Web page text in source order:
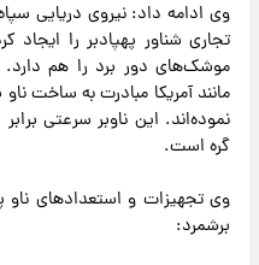
وی ادامه داد: نیروی دریایی
تجاری شناور پهپادبر را
موشک‌های دور برد را هم
مانند آمریکا مبادرت به ساخت
گره است.
وی تجهیزات و استعدادهای ناو
برشمرد: